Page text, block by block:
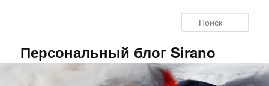
Персональный блог Sirano